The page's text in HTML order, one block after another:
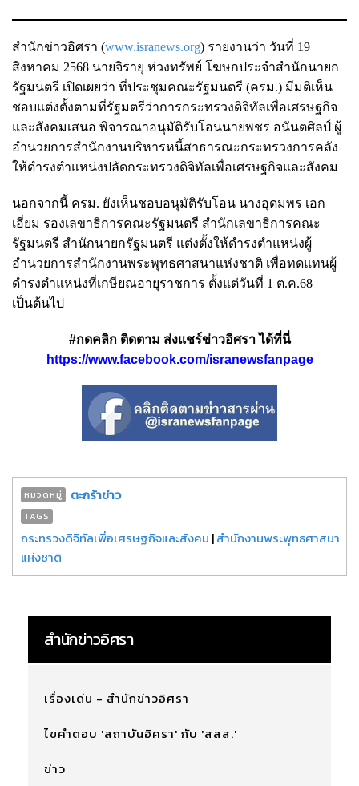
สำนักข่าวอิศรา (www.isranews.org) รายงานว่า วันที่ 19
สิงหาคม 2568 นายจิรายุ ห่วงทรัพย์ โฆษกประจำสำนักนายก
รัฐมนตรี เปิดเผยว่า ที่ประชุมคณะรัฐมนตรี (ครม.) มีมติเห็น
ชอบแต่งตั้งตามที่รัฐมตรีว่าการกระทรวงดิจิทัลเพื่อเศรษฐกิจ
และสังคมเสนอ พิจารณาอนุมัติรับโอนนายพชร อนันตศิลป์ ผู้
อำนวยการสำนักงานบริหารหนี้สาธารณะกระทรวงการคลัง
ให้ดำรงตำแหน่งปลัดกระทรวงดิจิทัลเพื่อเศรษฐกิจและสังคม
นอกจากนี้ ครม. ยังเห็นชอบอนุมัติรับโอน นางอุดมพร เอก
เอี่ยม รองเลขาธิการคณะรัฐมนตรี สำนักเลขาธิการคณะ
รัฐมนตรี สำนักนายกรัฐมนตรี แต่งตั้งให้ดำรงตำแหน่งผู้
อำนวยการสำนักงานพระพุทธศาสนาแห่งชาติ เพื่อทดแทนผู้
ดำรงตำแหน่งที่เกษียณอายุราชการ ตั้งแต่วันที่ 1 ต.ค.68
เป็นต้นไป
#กดคลิก ติดตาม ส่งแชร์ข่าวอิศรา ได้ที่นี่
https://www.facebook.com/isranewsfanpage
หมวดหมู่ ตะกร้าข่าว
TAGS
กระทรวงดิจิทัลเพื่อเศรษฐกิจและสังคม |สำนักงานพระพุทธศาสนา
แห่งชาติ
สำนักข่าวอิศรา
เรื่องเด่น - สำนักข่าวอิศรา
ไขคำตอบ 'สถาบันอิศรา' กับ 'สสส.'
ข่าว